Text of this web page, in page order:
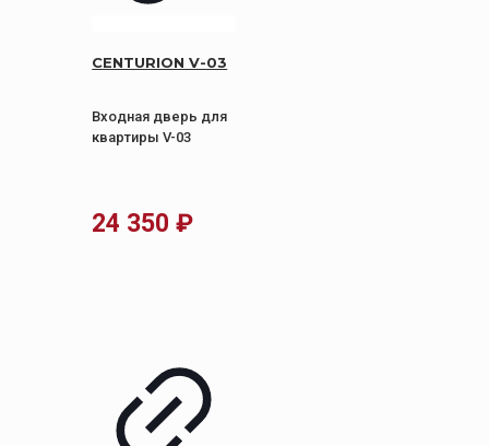
CENTURION V-03
Входная дверь для
квартиры V-03
24 350₽